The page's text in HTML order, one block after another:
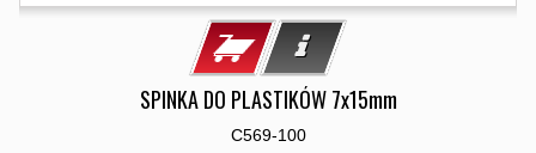
SPINKA DO PLASTIKÓW 7x15mm
C569-100